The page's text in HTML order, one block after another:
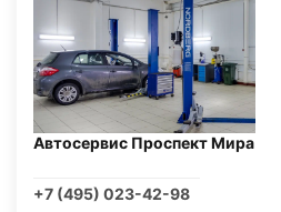
Автосервис Проспект Мира
+7 (495) 023-42-98